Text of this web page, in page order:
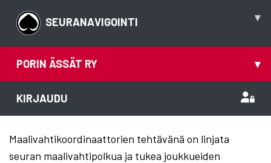
SEURANAVIGOINTI ▾
PORIN ÄSSÄT RY ▾
KIRJAUDU
Maalivahtikoordinaattorien tehtävänä on linjata
seuran maalivahtipolkua ja tukea joukkueiden